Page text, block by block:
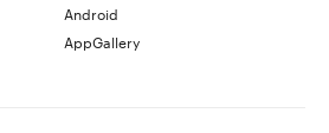
Android
AppGallery